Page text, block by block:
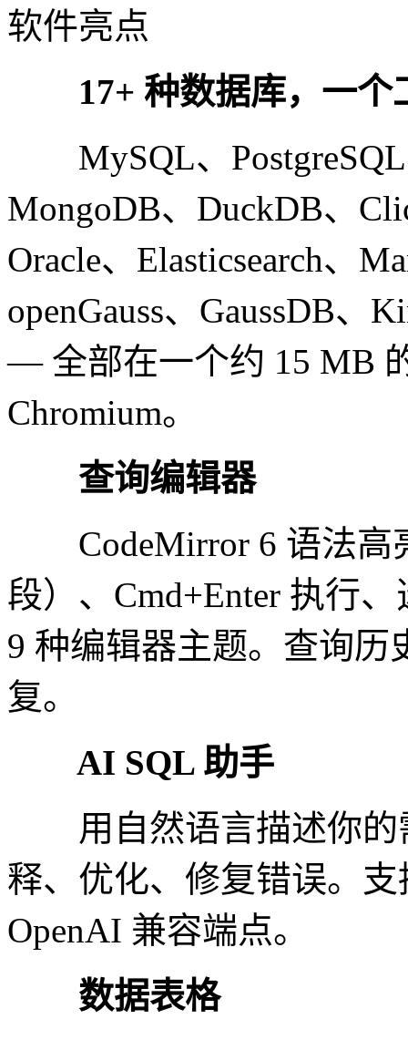
软件亮点
17+ 种数据库，一个
MySQL、PostgreSQL
MongoDB、DuckDB、
Oracle、Elasticsearch、
openGauss、GaussDB、
— 全部在一个约 15 MB
Chromium。
查询编辑器
CodeMirror 6 语法高
段）、Cmd+Enter 执行
9 种编辑器主题。查询
复。
AI SQL 助手
用自然语言描述你的
释、优化、修复错误。支
OpenAI 兼容端点。
数据表格